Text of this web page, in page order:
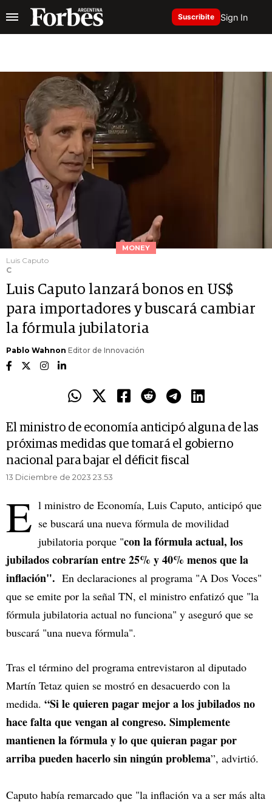
Suscribite Sign In
MONEY
Luis Caputo
C
Luis Caputo lanzará bonos en US$
para importadores y buscará cambiar
la fórmula jubilatoria
Pablo Wahnon Editor de Innovación
El ministro de economía anticipó alguna de las
próximas medidas que tomará el gobierno
nacional para bajar el déficit fiscal
13 Diciembre de 2023 23.53
E l ministro de Economía, Luis Caputo, anticipó que
se buscará una nueva fórmula de movilidad
jubilatoria porque "con la fórmula actual, los
jubilados cobrarían entre 25% y 40% menos que la
inflación". En declaraciones al programa "A Dos Voces"
que se emite por la señal TN, el ministro enfatizó que "la
fórmula jubilatoria actual no funciona" y aseguró que se
buscará "una nueva fórmula".
Tras el término del programa entrevistaron al diputado
Martín Tetaz quien se mostró en desacuerdo con la
medida. “Si le quieren pagar mejor a los jubilados no
hace falta que vengan al congreso. Simplemente
mantienen la fórmula y lo que quieran pagar por
arriba pueden hacerlo sin ningún problema”, advirtió.
Caputo había remarcado que "la inflación va a ser más alta